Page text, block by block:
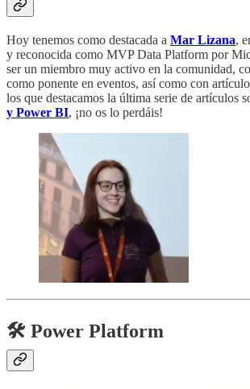
Hoy tenemos como destacada a Mar Lizana,
y reconocida como MVP Data Platform por
ser un miembro muy activo en la comunidad,
como ponente en eventos, así como con
los que destacamos la última serie de artículos
y Power BI, ¡no os lo perdáis!
🛠️ Power Platform